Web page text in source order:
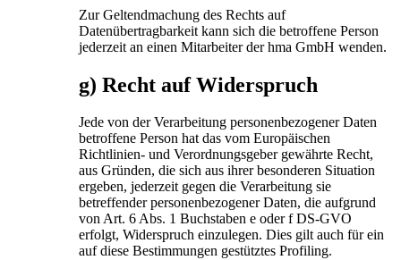
Zur Geltendmachung des Rechts auf
Datenübertragbarkeit kann sich die betroffene Person
jederzeit an einen Mitarbeiter der hma GmbH wenden.
g) Recht auf Widerspruch
Jede von der Verarbeitung personenbezogener Daten
betroffene Person hat das vom Europäischen
Richtlinien- und Verordnungsgeber gewährte Recht,
aus Gründen, die sich aus ihrer besonderen Situation
ergeben, jederzeit gegen die Verarbeitung sie
betreffender personenbezogener Daten, die aufgrund
von Art. 6 Abs. 1 Buchstaben e oder f DS-GVO
erfolgt, Widerspruch einzulegen. Dies gilt auch für ein
auf diese Bestimmungen gestütztes Profiling.